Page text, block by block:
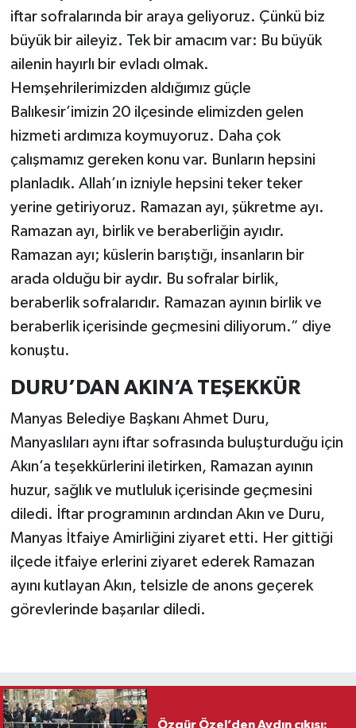
iftar sofralarında bir araya geliyoruz. Çünkü biz
büyük bir aileyiz. Tek bir amacım var: Bu büyük
ailenin hayırlı bir evladı olmak.
Hemşehrilerimizden aldığımız güçle
Balıkesir’imizin 20 ilçesinde elimizden gelen
hizmeti ardımıza koymuyoruz. Daha çok
çalışmamız gereken konu var. Bunların hepsini
planladık. Allah’ın izniyle hepsini teker teker
yerine getiriyoruz. Ramazan ayı, şükretme ayı.
Ramazan ayı, birlik ve beraberliğin ayıdır.
Ramazan ayı; küslerin barıştığı, insanların bir
arada olduğu bir aydır. Bu sofralar birlik,
beraberlik sofralarıdır. Ramazan ayının birlik ve
beraberlik içerisinde geçmesini diliyorum.” diye
konuştu.
DURU’DAN AKIN’A TEŞEKKÜR
Manyas Belediye Başkanı Ahmet Duru,
Manyaslıları aynı iftar sofrasında buluşturduğu için
Akın’a teşekkürlerini iletirken, Ramazan ayının
huzur, sağlık ve mutluluk içerisinde geçmesini
diledi. İftar programının ardından Akın ve Duru,
Manyas İtfaiye Amirliğini ziyaret etti. Her gittiği
ilçede itfaiye erlerini ziyaret ederek Ramazan
ayını kutlayan Akın, telsizle de anons geçerek
görevlerinde başarılar diledi.
Özgür Özel’den Aydın çıkışı: